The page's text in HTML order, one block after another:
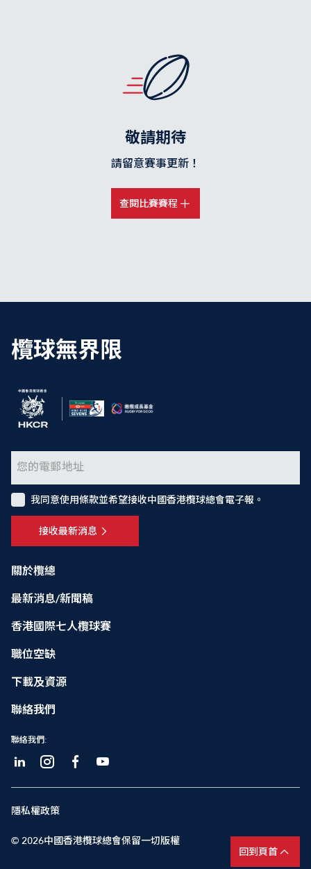
敬請期待
請留意賽事更新！
查閱比賽賽程
回到頁首
欖球無界限
關於欖總
最新消息/新聞稿
香港國際七人欖球賽
職位空缺
下載及資源
聯絡我們
聯絡我們:
接收最新消息
我同意使用條款並希望接收中國香港欖球總會電子報。
© 2026中國香港欖球總會保留一切版權
隱私權政策